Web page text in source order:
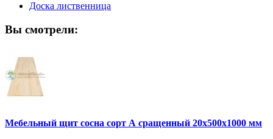
Доска лиственница
Вы смотрели:
Мебельный щит сосна сорт А сращенный 20х500х1000 мм